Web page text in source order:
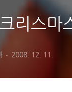
리스
2008. 12. 11.